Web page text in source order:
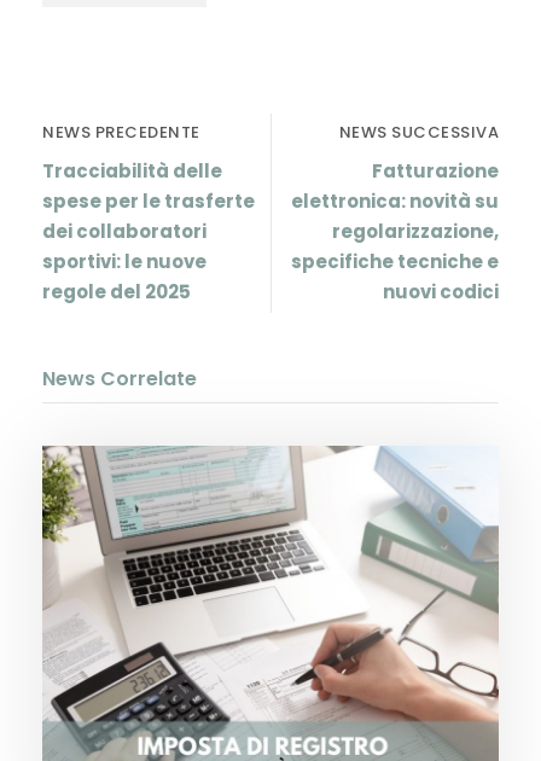
NEWS PRECEDENTE
Tracciabilità delle
spese per le trasferte
dei collaboratori
sportivi: le nuove
regole del 2025
NEWS SUCCESSIVA
Fatturazione
elettronica: novità su
regolarizzazione,
specifiche tecniche e
nuovi codici
News Correlate